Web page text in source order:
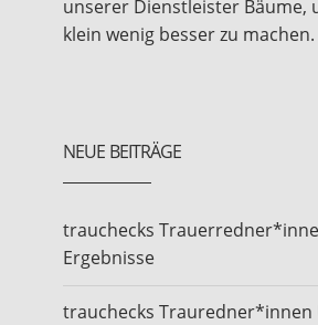
unserer Dienstleister Bäume,
klein wenig besser zu machen.
NEUE BEITRÄGE
trauchecks
Ergebnisse
trauchecks Trauredner*innen